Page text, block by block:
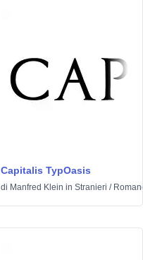
Capitalis TypOasis
di Manfred Klein in Stranieri /